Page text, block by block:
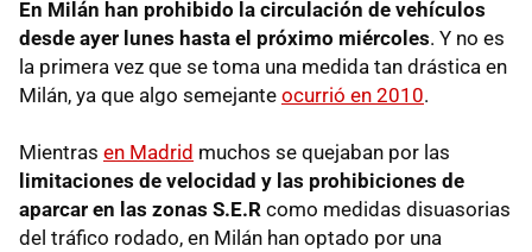
En Milán han prohibido la circulación de vehículos
desde ayer lunes hasta el próximo miércoles. Y no es
la primera vez que se toma una medida tan drástica en
Milán, ya que algo semejante ocurrió en 2010.
Mientras en Madrid muchos se quejaban por las
limitaciones de velocidad y las prohibiciones de
aparcar en las zonas S.E.R como medidas disuasorias
del tráfico rodado, en Milán han optado por una